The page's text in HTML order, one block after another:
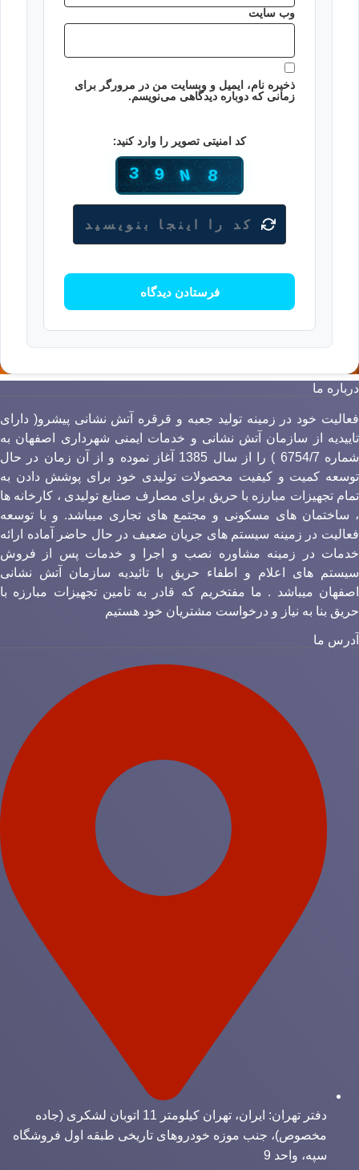
وب‌ سایت
ذخیره نام، ایمیل و وبسایت من در مرورگر برای
زمانی که دوباره دیدگاهی می‌نویسم.
کد امنیتی تصویر را وارد کنید:
ما
خود در زمینه تولید جعبه و قرقره آتش نشانی پیشرو( دارای
از سازمان آتش نشانی و خدمات ایمنی شهرداری اصفهان به
شماره 6754/7 ) را از سال 1385 آغاز نموده و از آن زمان در حال
کمیت و کیفیت محصولات تولیدی خود برای پوشش دادن به
تجهیزات مبارزه با حریق برای مصارف صنایع تولیدی ، کارخانه ها
ساختمان های مسکونی و مجتمع های تجاری میباشد. و با توسعه
در زمینه سیستم های جریان ضعیف در حال حاضر آماده ارائه
در زمینه مشاوره نصب و اجرا و خدمات پس از فروش
های اعلام و اطفاء حریق با تائیدیه سازمان آتش نشانی
میباشد . ما مفتخریم که قادر به تامین تجهیزات مبارزه با
بنا به نیاز و درخواست مشتریان خود هستیم
ما
دفتر تهران: ایران، تهران کیلومتر 11 اتوبان لشکری (جاده
مخصوص)، جنب موزه خودروهای تاریخی طبقه اول فروشگاه
سپه، واحد 9